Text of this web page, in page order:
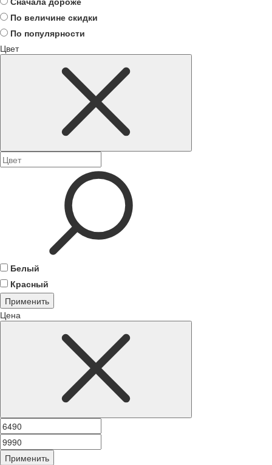
По величине скидки
По популярности
Цвет
Белый
Красный
Применить
Цена
Применить